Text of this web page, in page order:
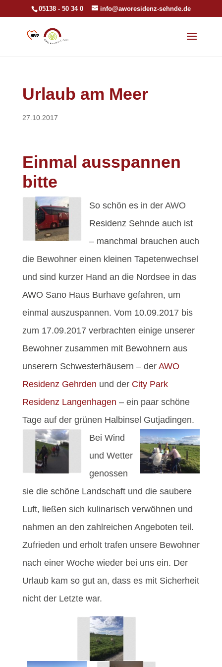
05138 - 50 34 0 info@aworesidenz-sehnde.de
Urlaub am Meer
27.10.2017
Einmal ausspannen
bitte
So schön es in der AWO
Residenz Sehnde auch ist
– manchmal brauchen auch
die Bewohner einen kleinen Tapetenwechsel
und sind kurzer Hand an die Nordsee in das
AWO Sano Haus Burhave gefahren, um
einmal auszuspannen. Vom 10.09.2017 bis
zum 17.09.2017 verbrachten einige unserer
Bewohner zusammen mit Bewohnern aus
unserern Schwesterhäusern – derAWO
Residenz Gehrden und der City Park
Residenz Langenhagen – ein paar schöne
Tage auf der grünen Halbinsel Gutjadingen.
Bei Wind
und Wetter
genossen
sie die schöne Landschaft und die saubere
Luft, ließen sich kulinarisch verwöhnen und
nahmen an den zahlreichen Angeboten teil.
Zufrieden und erholt trafen unsere Bewohner
nach einer Woche wieder bei uns ein. Der
Urlaub kam so gut an, dass es mit Sicherheit
nicht der Letzte war.